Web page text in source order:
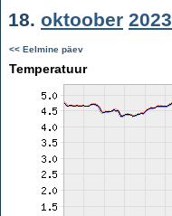
18. oktoober 2023
<< Eelmine päev
Temperatuur